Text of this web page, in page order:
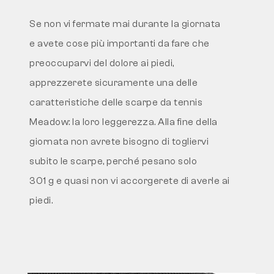
Se non vi fermate mai durante la giornata
e avete cose più importanti da fare che
preoccuparvi del dolore ai piedi,
apprezzerete sicuramente una delle
caratteristiche delle scarpe da tennis
Meadow: la loro leggerezza. Alla fine della
giornata non avrete bisogno di togliervi
subito le scarpe, perché pesano solo
301 g e quasi non vi accorgerete di averle ai
piedi.